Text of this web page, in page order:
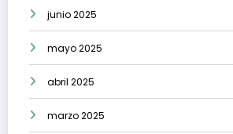
junio 2025
mayo 2025
abril 2025
marzo 2025